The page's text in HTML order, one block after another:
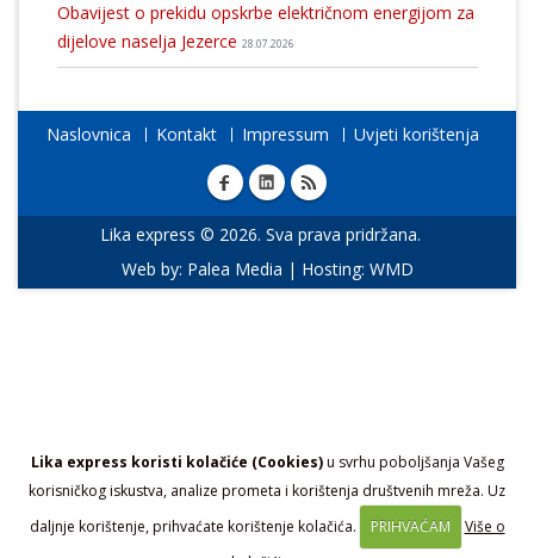
Lika express koristi kolačiće (Cookies)u svrhu poboljšanja Vašeg
korisničkog iskustva, analize prometa i korištenja društvenih mreža. Uz
daljnje korištenje, prihvaćate korištenje kolačića.
PRIHVAĆAM
Više o
Obavijest o prekidu opskrbe električnom energijom za
dijelove naselja Jezerce 28.07.2026
Naslovnica Kontakt Impressum Uvjeti korištenja
Lika express © 2026. Sva prava pridržana.
Web by: Palea Media | Hosting: WMD